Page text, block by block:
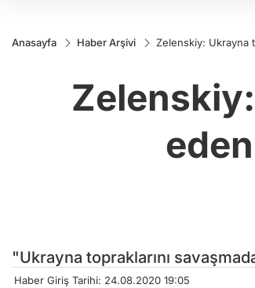
Anasayfa Haber Arşivi Zelenskiy: Ukrayna
"Ukrayna topraklarını
Haber Giriş Tarihi: 24.08.2020 19:05